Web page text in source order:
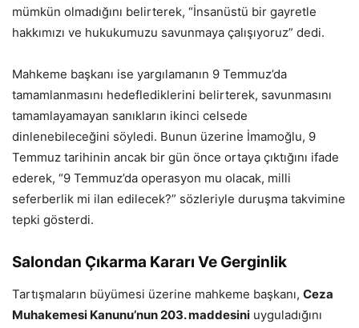
mümkün olmadığını belirterek, “İnsanüstü bir gayretle
hakkımızı ve hukukumuzu savunmaya çalışıyoruz” dedi.
Mahkeme başkanı ise yargılamanın 9 Temmuz’da
tamamlanmasını hedeflediklerini belirterek, savunmasını
tamamlayamayan sanıkların ikinci celsede
dinlenebileceğini söyledi. Bunun üzerine İmamoğlu, 9
Temmuz tarihinin ancak bir gün önce ortaya çıktığını ifade
ederek, “9 Temmuz’da operasyon mu olacak, milli
seferberlik mi ilan edilecek?” sözleriyle duruşma takvimine
tepki gösterdi.
Salondan Çıkarma Kararı Ve Gerginlik
Tartışmaların büyümesi üzerine mahkeme başkanı, Ceza
Muhakemesi Kanunu’nun 203. maddesini uyguladığını